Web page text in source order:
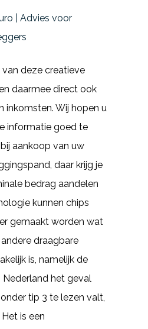
| Advies voor
deze creatieve
daarmee direct ook
inkomsten. Wij hopen u
informatie goed te
aankoop van uw
daar krijg je
bedrag aandelen
kunnen chips
gemaakt worden wat
draagbare
is, namelijk de
Nederland het geval
tip 3 te lezen valt,
is een